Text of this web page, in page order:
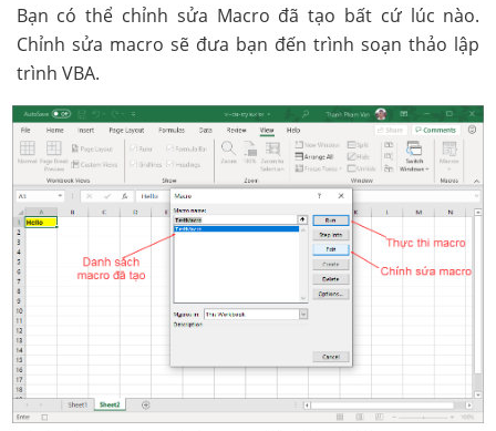
Bạn có thể chỉnh sửa Macro đã tạo bất cứ lúc nào.
Chỉnh sửa macro sẽ đưa bạn đến trình soạn thảo lập
trình VBA.